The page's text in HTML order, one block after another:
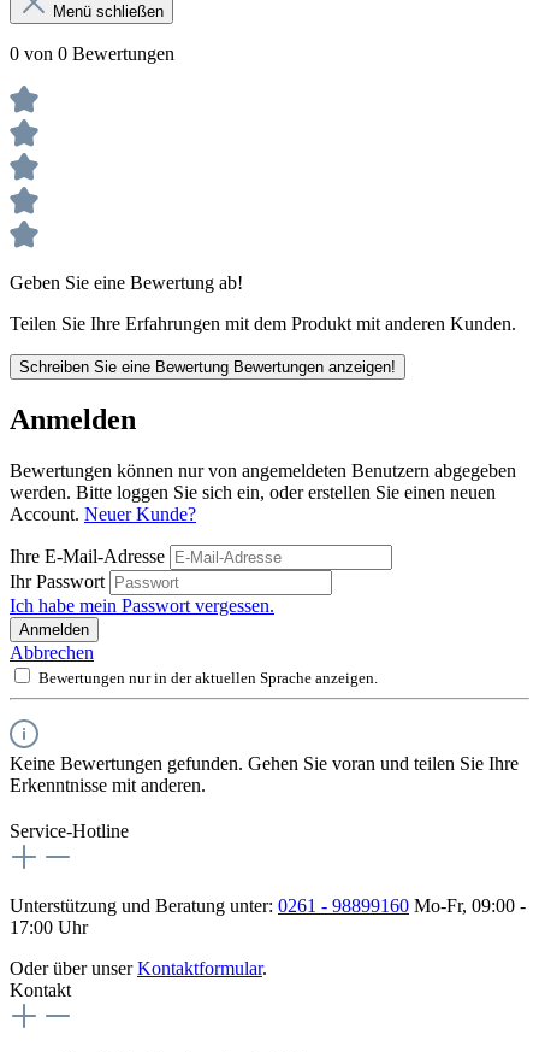
Menü schließen
0 von 0 Bewertungen
Geben Sie eine Bewertung ab!
Teilen Sie Ihre Erfahrungen mit dem Produkt mit anderen Kunden.
Schreiben Sie eine Bewertung Bewertungen anzeigen!
Anmelden
Bewertungen können nur von angemeldeten Benutzern abgegeben
werden. Bitte loggen Sie sich ein, oder erstellen Sie einen neuen
Account. Neuer Kunde?
Ihre E-Mail-Adresse
Ihr Passwort
Ich habe mein Passwort vergessen.
Anmelden
Abbrechen
Bewertungen nur in der aktuellen Sprache anzeigen.
Keine Bewertungen gefunden. Gehen Sie voran und teilen Sie Ihre
Erkenntnisse mit anderen.
Service-Hotline
Unterstützung und Beratung unter: 0261 - 98899160 Mo-Fr, 09:00 -
17:00 Uhr
Oder über unserKontaktformular.
Kontakt